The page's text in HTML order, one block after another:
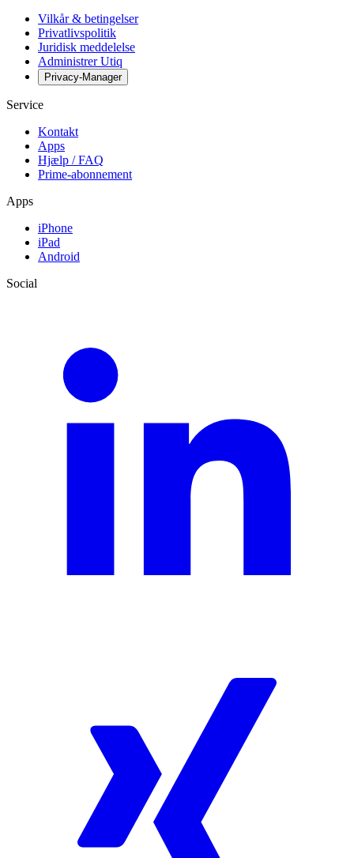
Vilkår & betingelser
Privatlivspolitik
Juridisk meddelelse
Administrer Utiq
Privacy-Manager
Service
Kontakt
Apps
Hjælp / FAQ
Prime-abonnement
Apps
iPhone
iPad
Android
Social